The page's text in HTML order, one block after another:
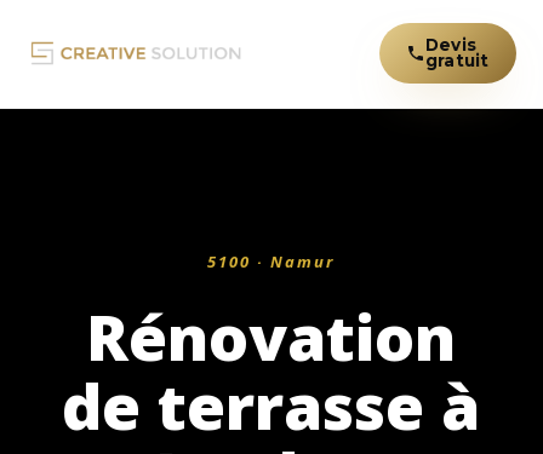
Devis
gratuit
5100 · Namur
Rénovation
de terrasse à